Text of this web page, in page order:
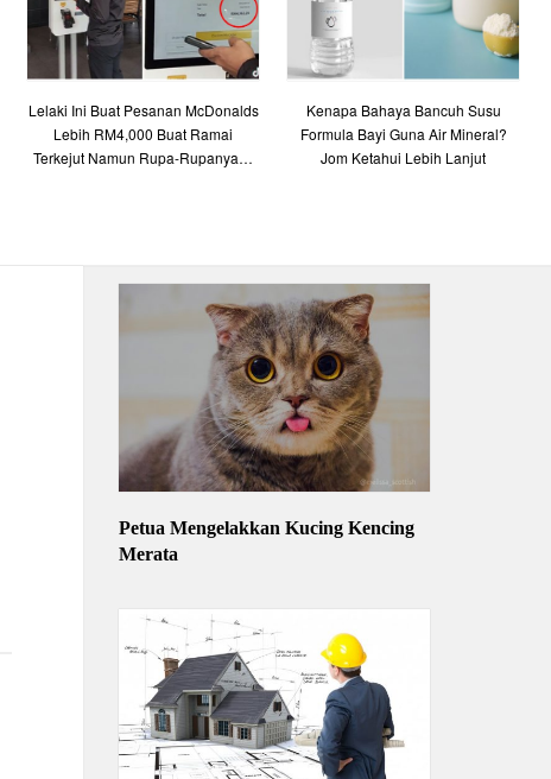
Lelaki Ini Buat Pesanan McDonalds
Lebih RM4,000 Buat Ramai
Terkejut Namun Rupa-Rupanya…
Kenapa Bahaya Bancuh Susu
Formula Bayi Guna Air Mineral?
Jom Ketahui Lebih Lanjut
Petua Mengelakkan Kucing Kencing
Merata